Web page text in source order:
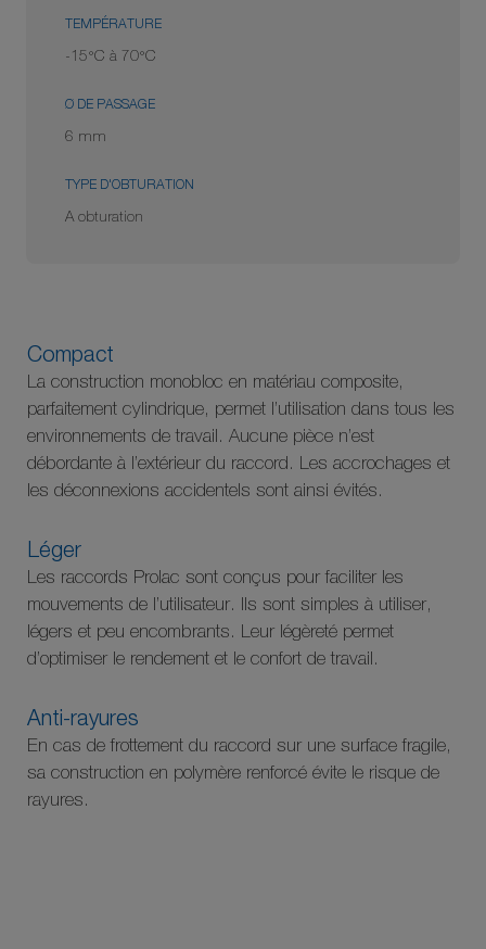
TEMPÉRATURE
-15°C à 70°C
Ø DE PASSAGE
6 mm
TYPE D'OBTURATION
A obturation
Compact
La construction monobloc en matériau composite,
parfaitement cylindrique, permet l’utilisation dans tous les
environnements de travail. Aucune pièce n’est
débordante à l’extérieur du raccord. Les accrochages et
les déconnexions accidentels sont ainsi évités.
Léger
Les raccords Prolac sont conçus pour faciliter les
mouvements de l’utilisateur. Ils sont simples à utiliser,
légers et peu encombrants. Leur légèreté permet
d’optimiser le rendement et le confort de travail.
Anti-rayures
En cas de frottement du raccord sur une surface fragile,
sa construction en polymère renforcé évite le risque de
rayures.